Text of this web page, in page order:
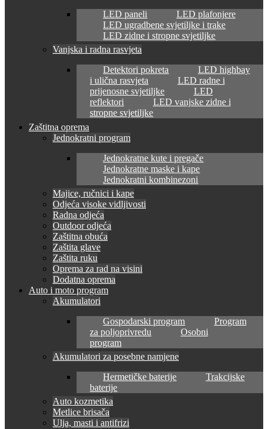
LED paneli
LED plafonjere
LED ugradbene svjetiljke i trake
LED zidne i stropne svjetiljke
Vanjska i radna rasvjeta
Detektori pokreta
LED highbay
i ulična rasvjeta
LED radne i
prijenosne svjetiljke
LED
reflektori
LED vanjske zidne i
stropne svjetiljke
Zaštitna oprema
Jednokratni program
Jednokratne kute i pregače
Jednokratne maske i kape
Jednokratni kombinezoni
Majice, ručnici i kape
Odjeća visoke vidljivosti
Radna odjeća
Outdoor odjeća
Zaštitna obuća
Zaštita glave
Zaštita ruku
Oprema za rad na visini
Dodatna oprema
Auto i moto program
Akumulatori
Gospodarski program
Program
za poljoprivredu
Osobni
program
Akumulatori za posebne namjene
Hermetičke baterije
Trakcijske
baterije
Auto kozmetika
Metlice brisača
Ulja, masti i antifrizi